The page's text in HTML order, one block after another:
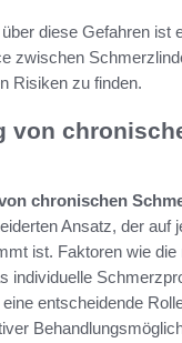
diese Gefahren ist
zwischen
Risiken zu finden.
von
chronischen
Ansatz, der auf
ist. Faktoren wie
individuelle
entscheidende